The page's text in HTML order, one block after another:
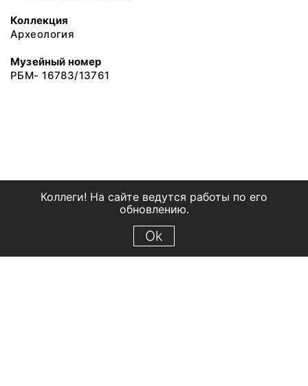
Коллекция
Археология
Музейный номер
РБМ- 16783/13761
Коллеги! На сайте ведутся работы по его
обновлению.
Ok